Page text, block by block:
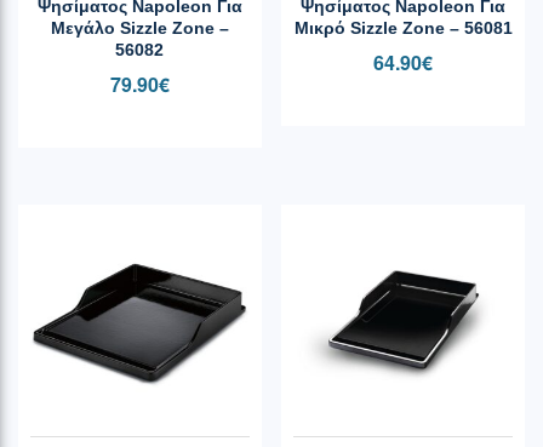
Ψησίματος Napoleon Για
Μεγάλο Sizzle Zone –
56082
79.90€
Ψησίματος Napoleon Για
Μικρό Sizzle Zone – 56081
64.90€